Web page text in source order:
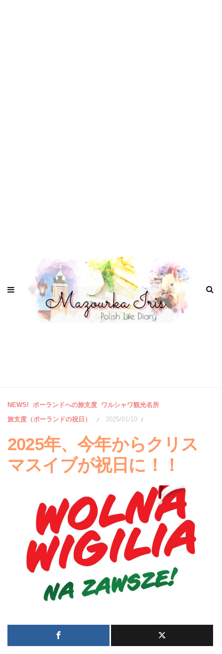
NEWS! ポーランドへの旅支度 ワルシャワ観光名所
旅支度（ポーランドの祝日）
/ 2025/01/10 /
2025年、今年からクリス
マスイブが祝日に！！